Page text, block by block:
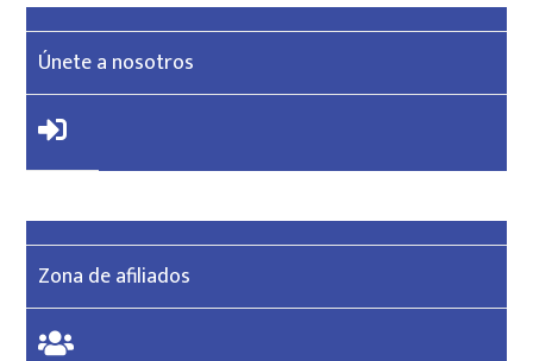
Únete a nosotros
Zona de afiliados